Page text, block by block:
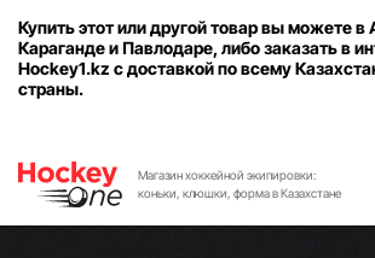
Купить этот или другой товар вы можете
Караганде и Павлодаре, либо заказать в
Hockey1.kz с доставкой по всему
страны.
Магазин хоккейной экипировки:
коньки, клюшки, форма в Казахстане